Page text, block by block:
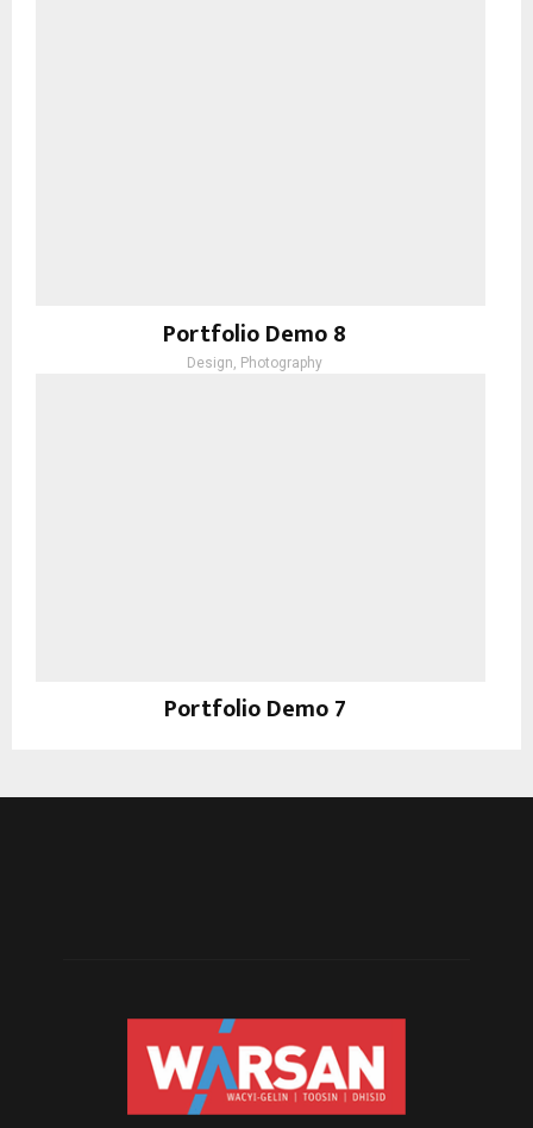
Portfolio Demo 8
Design, Photography
Portfolio Demo 7